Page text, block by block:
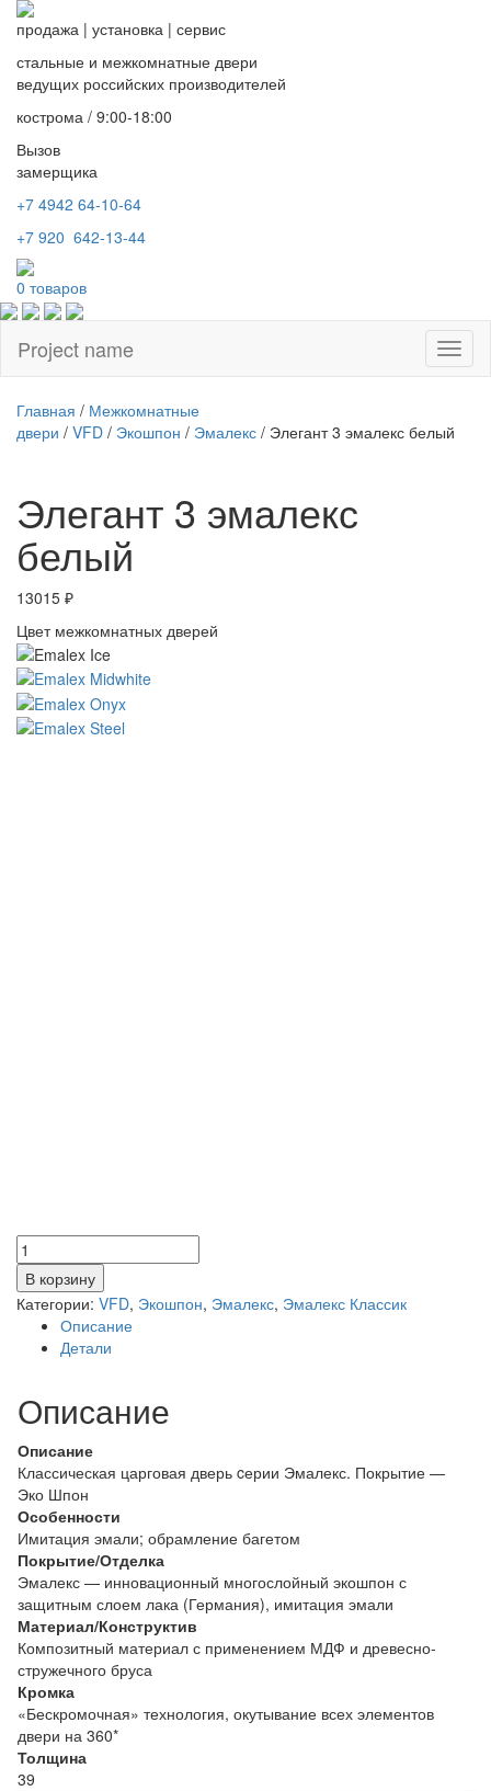
продажа | установка | сервис
стальные и межкомнатные двери
ведущих российских производителей
кострома / 9:00-18:00
Вызов
замерщика
+7 4942 64-10-64
+7 920 642-13-44
0 товаров
Project name
Главная / Межкомнатные
двери / VFD / Экошпон / Эмалекс / Элегант 3 эмалекс белый
Элегант 3 эмалекс
белый
13015 ₽
Цвет межкомнатных дверей
Количество
товара
Элегант
3
эмалекс
белый
В корзину
Категории: VFD, Экошпон, Эмалекс, Эмалекс Классик
Описание
Детали
Описание
Описание
Классическая царговая дверь cерии Эмалекс. Покрытие —
Эко Шпон
Особенности
Имитация эмали; обрамление багетом
Покрытие/Отделка
Эмалекс — инновационный многослойный экошпон с
защитным слоем лака (Германия), имитация эмали
Материал/Конструктив
Композитный материал с применением МДФ и древесно-
стружечного бруса
Кромка
«Бескромочная» технология, окутывание всех элементов
двери на 360*
Толщина
39